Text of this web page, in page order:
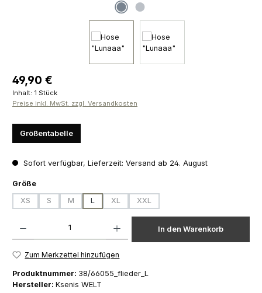
Regulärer Preis:
49,90 €
Inhalt: 1 Stück
Preise inkl. MwSt. zzgl. Versandkosten
Größentabelle
Sofort verfügbar, Lieferzeit: Versand ab 24. August
Größeauswählen
XS
(Diese Option ist zurzeit nicht verfügbar.)
S
(Diese Option ist zurzeit nicht verfügbar.)
M
(Diese Option ist zurzeit nicht verfügbar.)
L XL
(Diese Option ist zurzeit nicht verfügbar.)
XXL
(Diese Option ist zurzeit nicht
In den Warenkorb
Zum Merkzettel hinzufügen
Produktnummer: 38/66055_flieder_L
Hersteller: Ksenis WELT